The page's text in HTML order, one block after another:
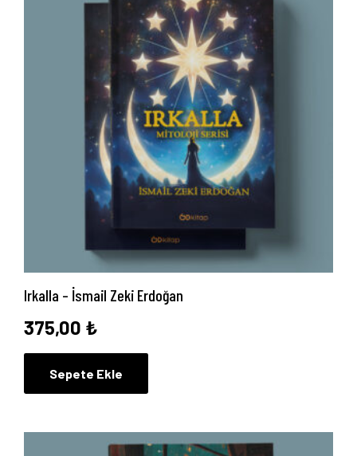
Irkalla – İsmail Zeki Erdoğan
375,00 ₺
Sepete Ekle